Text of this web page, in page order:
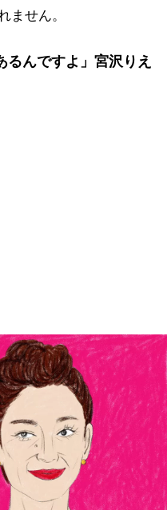
ません。
るんですよ」宮沢りえ